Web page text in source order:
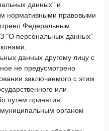
данных" и
нормативными правовыми
Федеральным
"О персональных данных"
данных другому лицу с
не предусмотрено
заключаемого с этим
или
путем принятия
органом